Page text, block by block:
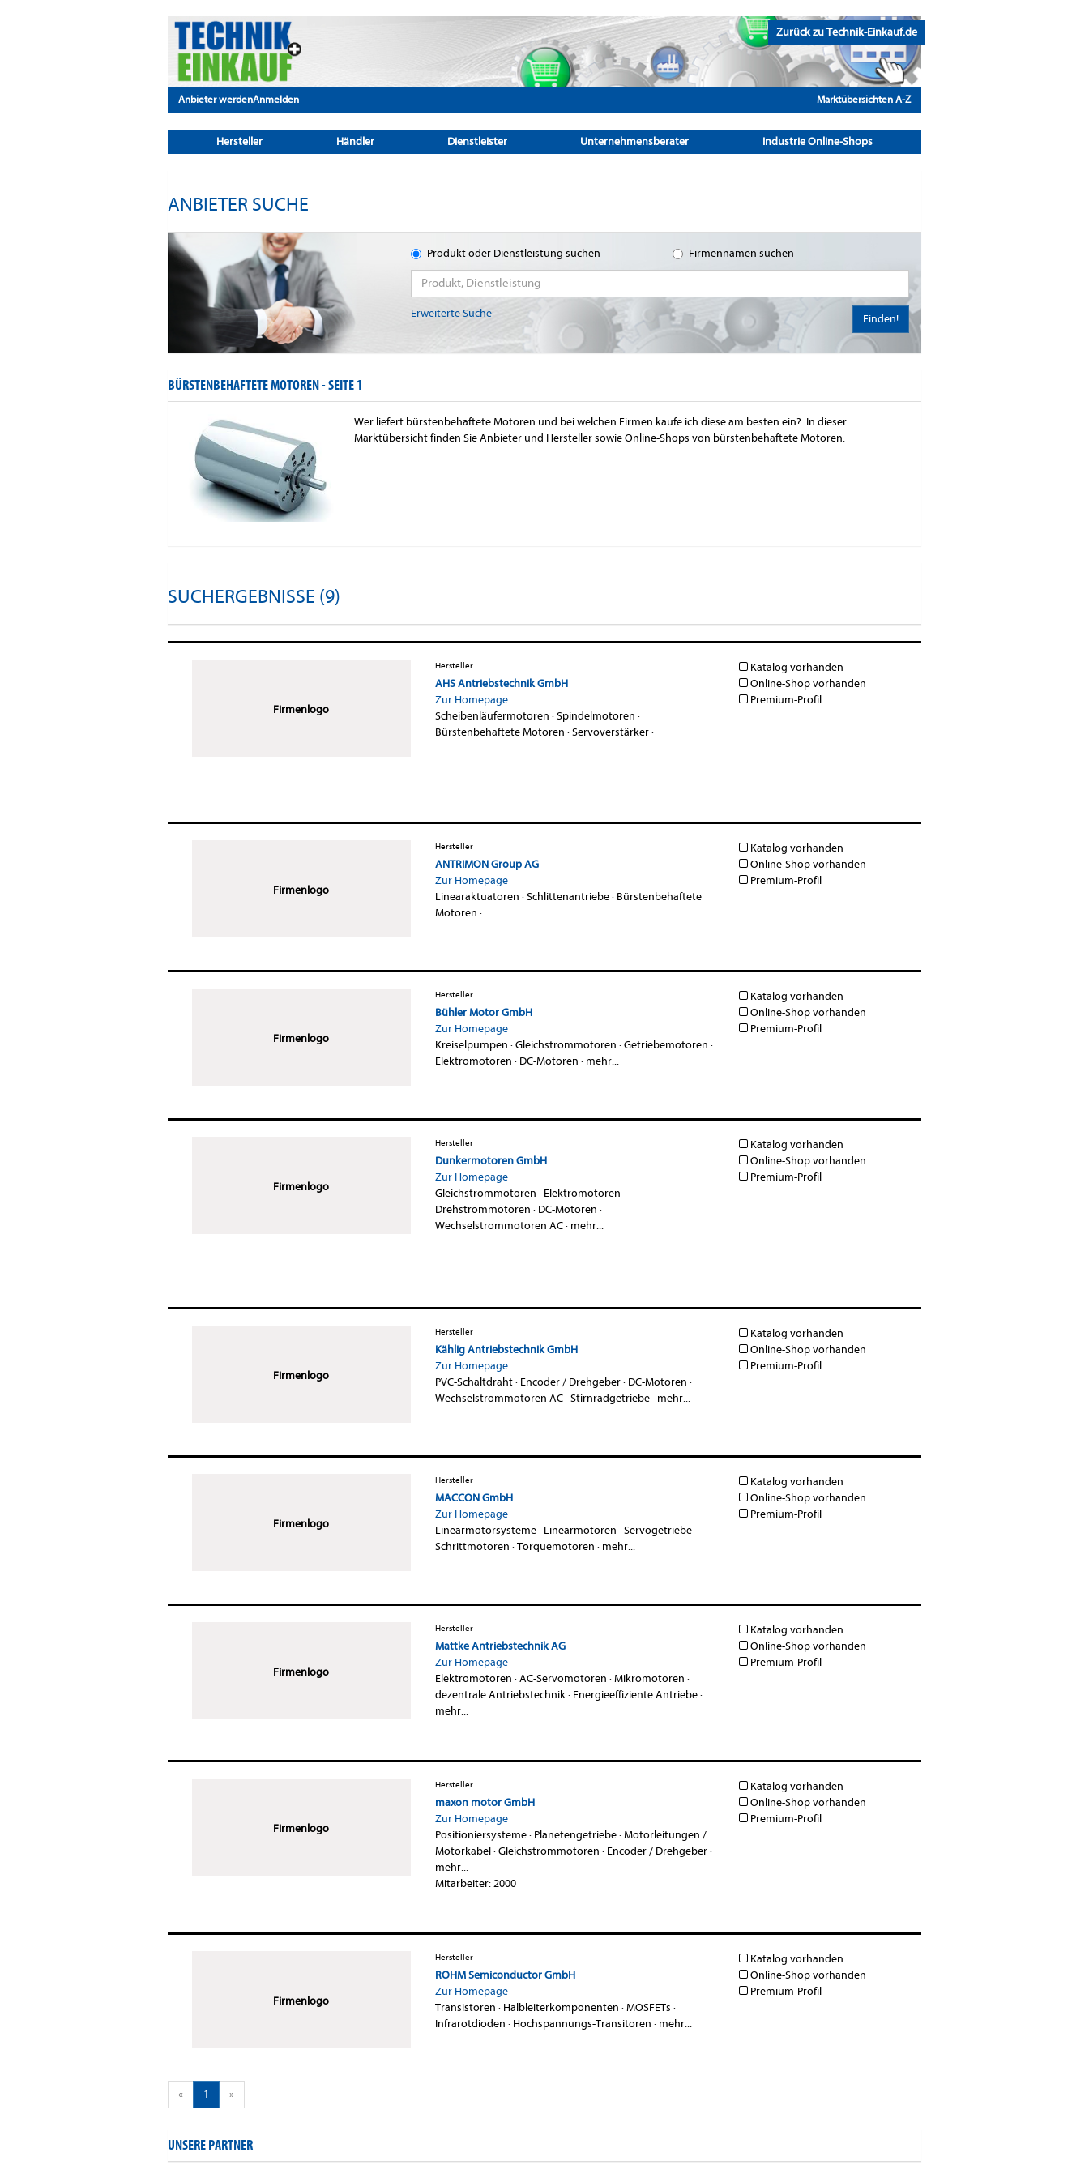
Zurück zu Technik-Einkauf.de
Anbieter werdenAnmelden Marktübersichten A-Z
Hersteller Händler Dienstleister Unternehmensberater Industrie Online-Shops
ANBIETER SUCHE
Produkt oder Dienstleistung suchen Firmennamen suchen
Erweiterte Suche Finden!
BÜRSTENBEHAFTETE MOTOREN -SEITE 1
Wer liefert bürstenbehaftete Motoren und bei welchen Firmen kaufe ich diese am besten ein? In dieser
Marktübersicht finden Sie Anbieter und Hersteller sowie Online-Shops von bürstenbehaftete Motoren.
SUCHERGEBNISSE (9)
Firmenlogo
Hersteller
AHS Antriebstechnik GmbH
Zur Homepage
Scheibenläufermotoren ·Spindelmotoren ·
Bürstenbehaftete Motoren ·Servoverstärker·
Katalog vorhanden
Online-Shop vorhanden
Premium-Profil
Firmenlogo
Hersteller
ANTRIMON Group AG
Zur Homepage
Linearaktuatoren ·Schlittenantriebe· Bürstenbehaftete
Motoren ·
Katalog vorhanden
Online-Shop vorhanden
Premium-Profil
Firmenlogo
Hersteller
Bühler Motor GmbH
Zur Homepage
Kreiselpumpen ·Gleichstrommotoren ·Getriebemotoren ·
Elektromotoren · DC-Motoren · mehr...
Katalog vorhanden
Online-Shop vorhanden
Premium-Profil
Firmenlogo
Hersteller
Dunkermotoren GmbH
Zur Homepage
Gleichstrommotoren · Elektromotoren ·
Drehstrommotoren · DC-Motoren ·
Wechselstrommotoren AC· mehr...
Katalog vorhanden
Online-Shop vorhanden
Premium-Profil
Firmenlogo
Hersteller
Kählig Antriebstechnik GmbH
Zur Homepage
PVC-Schaltdraht· Encoder / Drehgeber· DC-Motoren ·
Wechselstrommotoren AC·Stirnradgetriebe· mehr...
Katalog vorhanden
Online-Shop vorhanden
Premium-Profil
Firmenlogo
Hersteller
MACCON GmbH
Zur Homepage
Linearmotorsysteme· Linearmotoren ·Servogetriebe·
Schrittmotoren ·Torquemotoren · mehr...
Katalog vorhanden
Online-Shop vorhanden
Premium-Profil
Firmenlogo
Hersteller
Mattke Antriebstechnik AG
Zur Homepage
Elektromotoren ·AC-Servomotoren ·Mikromotoren ·
dezentrale Antriebstechnik· Energieeffiziente Antriebe·
mehr...
Katalog vorhanden
Online-Shop vorhanden
Premium-Profil
Firmenlogo
Hersteller
maxon motor GmbH
Zur Homepage
Positioniersysteme· Planetengetriebe·Motorleitungen /
Motorkabel·Gleichstrommotoren · Encoder / Drehgeber·
mehr...
Mitarbeiter: 2000
Katalog vorhanden
Online-Shop vorhanden
Premium-Profil
Firmenlogo
Hersteller
ROHM Semiconductor GmbH
Zur Homepage
Transistoren · Halbleiterkomponenten ·MOSFETs ·
Infrarotdioden · Hochspannungs-Transitoren · mehr...
Katalog vorhanden
Online-Shop vorhanden
Premium-Profil
« 1 »
UNSERE PARTNER